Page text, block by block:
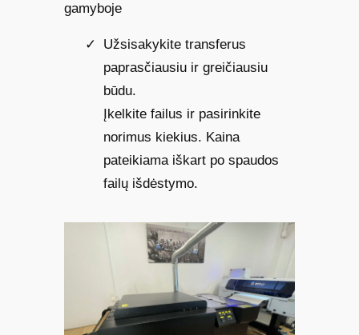
gamyboje
Užsisakykite transferus
paprasčiausiu ir greičiausiu
būdu.
Įkelkite failus ir pasirinkite
norimus kiekius. Kaina
pateikiama iškart po spaudos
failų išdėstymo.